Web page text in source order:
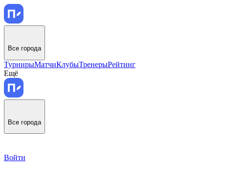
Все города
ТурнирыМатчиКлубыТренерыРейтинг
Ещё
Все города
Войти